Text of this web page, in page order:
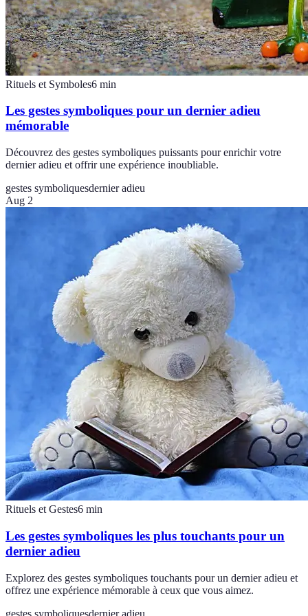
Rituels et Symboles6 min
Les gestes symboliques pour un dernier adieu
mémorable
Découvrez des gestes symboliques puissants pour enrichir votre
dernier adieu et offrir une expérience inoubliable.
gestes symboliquesdernier adieu
Aug 2
Rituels et Gestes6 min
Les gestes symboliques les plus touchants pour un
dernier adieu
Explorez des gestes symboliques touchants pour un dernier adieu et
offrez une expérience mémorable à ceux que vous aimez.
gestes symboliquesdernier adieu